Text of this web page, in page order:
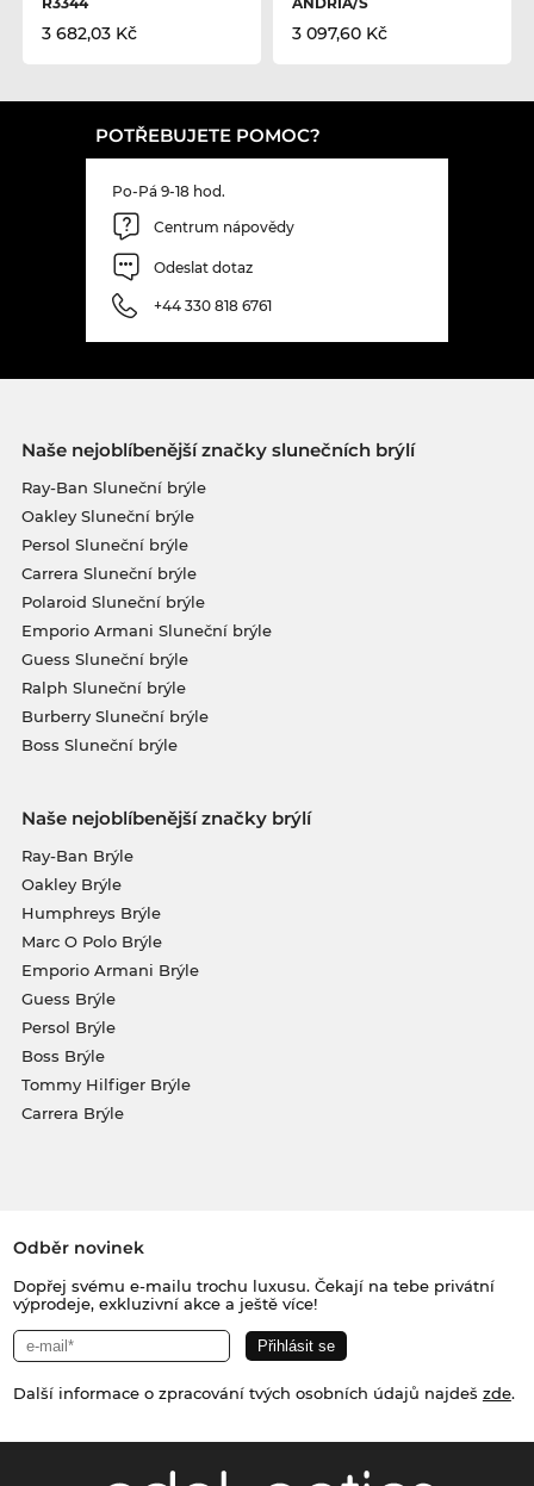
3 682,03 Kč 3 097,60 Kč
POTŘEBUJETE POMOC?
Po-Pá 9-18 hod.
Centrum nápovědy
Odeslat dotaz
+44 330 818 6761
Naše nejoblíbenější značky slunečních brýlí
Ray-Ban Sluneční brýle
Oakley Sluneční brýle
Persol Sluneční brýle
Carrera Sluneční brýle
Polaroid Sluneční brýle
Emporio Armani Sluneční brýle
Guess Sluneční brýle
Ralph Sluneční brýle
Burberry Sluneční brýle
Boss Sluneční brýle
Naše nejoblíbenější značky brýlí
Ray-Ban Brýle
Oakley Brýle
Humphreys Brýle
Marc O Polo Brýle
Emporio Armani Brýle
Guess Brýle
Persol Brýle
Boss Brýle
Tommy Hilfiger Brýle
Carrera Brýle
Odběr novinek
Dopřej svému e-mailu trochu luxusu. Čekají na tebe privátní
výprodeje, exkluzivní akce a ještě více!
Další informace o zpracování tvých osobních údajů najdeš zde.